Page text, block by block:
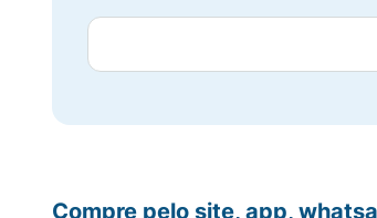
Compre pelo site, app,